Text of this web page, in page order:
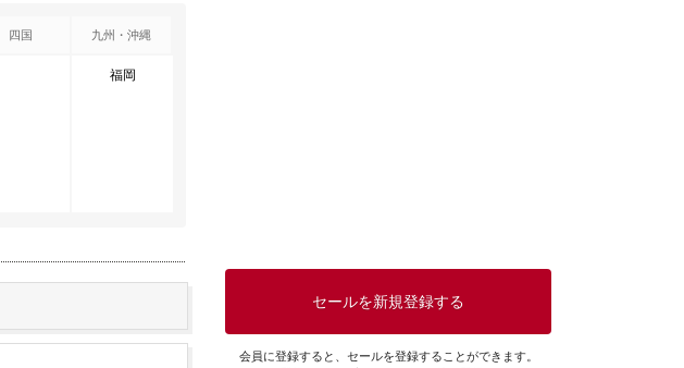
四国 九州・沖縄
福岡
セールを新規登録する
会員に登録すると、セールを登録することができます。